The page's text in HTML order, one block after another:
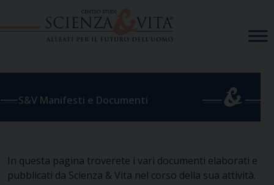
S&V Manifesti e Documenti
In questa pagina troverete i vari documenti elaborati e
pubblicati da Scienza & Vita nel corso della sua attività.